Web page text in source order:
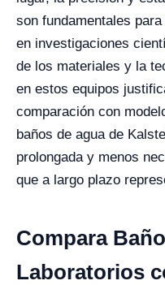
son fundamentales
en investigaciones
de los materiales y la
en estos equipos
comparación con
baños de agua de
prolongada y menos
que a largo plazo
Compara
Laboratorios